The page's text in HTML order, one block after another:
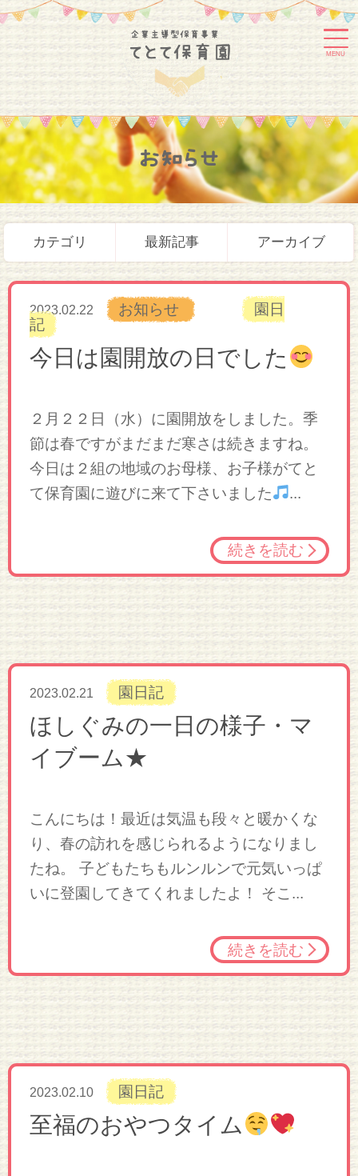
MENU
お知らせ
カテゴリ 最新記事 アーカイブ
2023.02.22 お知らせ
園日
記
今日は園開放の日でした
２月２２日（水）に園開放をしました。季
節は春ですがまだまだ寒さは続きますね。
今日は２組の地域のお母様、お子様がてと
て保育園に遊びに来て下さいました
...
続きを読む
2023.02.21 園日記
ほしぐみの一日の様子・マ
イブーム★
こんにちは！最近は気温も段々と暖かくな
り、春の訪れを感じられるようになりまし
たね。 子どもたちもルンルンで元気いっぱ
いに登園してきてくれましたよ！ そこ...
続きを読む
2023.02.10 園日記
至福のおやつタイム